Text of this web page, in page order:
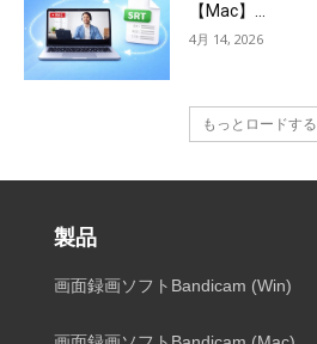
【Mac】...
4月 14, 2026
もっとロードする
製品
画面録画ソフトBandicam (Win)